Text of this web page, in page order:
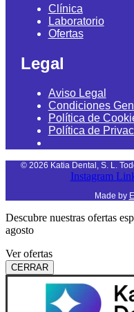
Clínica
Laboratorio
Ofertas
Legal
Aviso Legal
Condiciones
Política de
Política de
© 2026 Katia Dental, S. L.
Instagram
Made by
Descubre nuestras ofertas
agosto
Ver ofertas
CERRAR